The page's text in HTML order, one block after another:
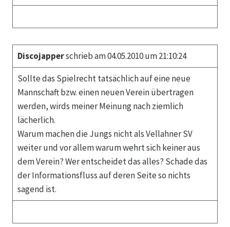
Discojapperschrieb am 04.05.2010 um 21:10:24
Sollte das Spielrecht tatsächlich auf eine neue
Mannschaft bzw. einen neuen Verein übertragen
werden, wirds meiner Meinung nach ziemlich
lächerlich.
Warum machen die Jungs nicht als Vellahner SV
weiter und vor allem warum wehrt sich keiner aus
dem Verein? Wer entscheidet das alles? Schade das
der Informationsfluss auf deren Seite so nichts
sagend ist.